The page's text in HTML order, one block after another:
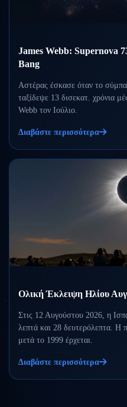
James Webb: Supernova
Bang
Αστέρας έσκασε όταν το
ταξίδεψε 13 δισεκατ. χρόνια
Webb τον Ιούλιο.
Διαβάστε περισσότερα
Ολική Έκλειψη Ηλίου
Στις 12 Αυγούστου 2026, η
λεπτά και 28 δευτερόλεπτα. Η
μετά το 1999 έρχεται.
Διαβάστε περισσότερα